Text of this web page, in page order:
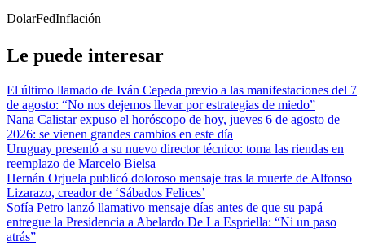
DolarFedInflación
Le puede interesar
El último llamado de Iván Cepeda previo a las manifestaciones del 7
de agosto: “No nos dejemos llevar por estrategias de miedo”
Nana Calistar expuso el horóscopo de hoy, jueves 6 de agosto de
2026: se vienen grandes cambios en este día
Uruguay presentó a su nuevo director técnico: toma las riendas en
reemplazo de Marcelo Bielsa
Hernán Orjuela publicó doloroso mensaje tras la muerte de Alfonso
Lizarazo, creador de ‘Sábados Felices’
Sofía Petro lanzó llamativo mensaje días antes de que su papá
entregue la Presidencia a Abelardo De La Espriella: “Ni un paso
atrás”